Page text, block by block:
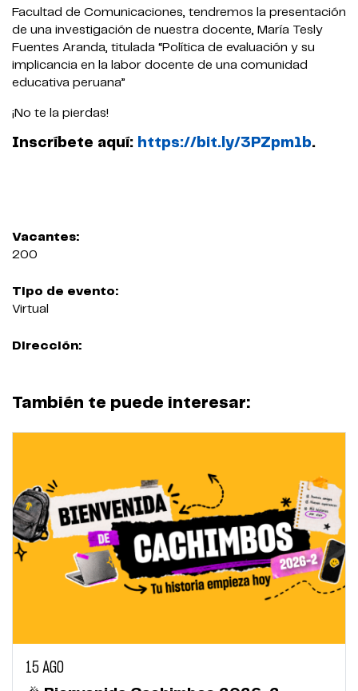
Facultad de Comunicaciones, tendremos la presentación
de una investigación de nuestra docente, María Tesly
Fuentes Aranda, titulada “Política de evaluación y su
implicancia en la labor docente de una comunidad
educativa peruana”
¡No te la pierdas!
Inscríbete aquí: https://bit.ly/3PZpm1b.
Vacantes:
200
Tipo de evento:
Virtual
Dirección:
También te puede interesar:
15 AGO